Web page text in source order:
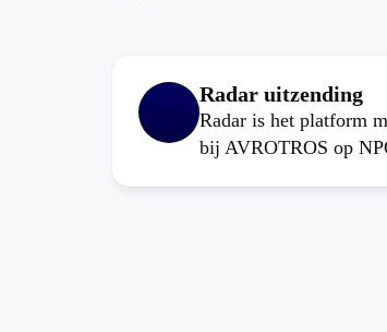
Radar uitzending
Radar is het platform
bij AVROTROS op